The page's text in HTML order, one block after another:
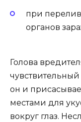
при
органов
Голова
чувствительный
он и
местами для
вокруг глаз.